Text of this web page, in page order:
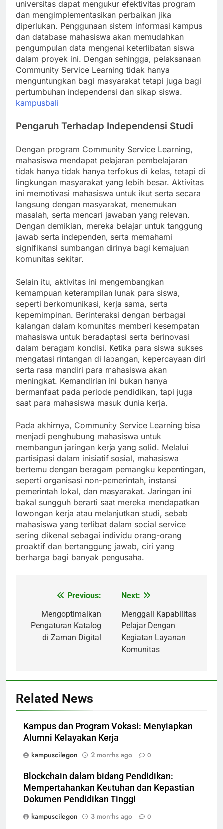
universitas dapat mengukur efektivitas program
dan mengimplementasikan perbaikan jika
diperlukan. Penggunaan sistem informasi kampus
dan database mahasiswa akan memudahkan
pengumpulan data mengenai keterlibatan siswa
dalam proyek ini. Dengan sehingga, pelaksanaan
Community Service Learning tidak hanya
menguntungkan bagi masyarakat tetapi juga bagi
pertumbuhan independensi dan sikap siswa.
kampusbali
Pengaruh Terhadap Independensi Studi
Dengan program Community Service Learning,
mahasiswa mendapat pelajaran pembelajaran
tidak hanya tidak hanya terfokus di kelas, tetapi di
lingkungan masyarakat yang lebih besar. Aktivitas
ini memotivasi mahasiswa untuk ikut serta secara
langsung dengan masyarakat, menemukan
masalah, serta mencari jawaban yang relevan.
Dengan demikian, mereka belajar untuk tanggung
jawab serta independen, serta memahami
signifikansi sumbangan dirinya bagi kemajuan
komunitas sekitar.
Selain itu, aktivitas ini mengembangkan
kemampuan keterampilan lunak para siswa,
seperti berkomunikasi, kerja sama, serta
kepemimpinan. Berinteraksi dengan berbagai
kalangan dalam komunitas memberi kesempatan
mahasiswa untuk beradaptasi serta berinovasi
dalam beragam kondisi. Ketika para siswa sukses
mengatasi rintangan di lapangan, kepercayaan diri
serta rasa mandiri para mahasiswa akan
meningkat. Kemandirian ini bukan hanya
bermanfaat pada periode pendidikan, tapi juga
saat para mahasiswa masuk dunia kerja.
Pada akhirnya, Community Service Learning bisa
menjadi penghubung mahasiswa untuk
membangun jaringan kerja yang solid. Melalui
partisipasi dalam inisiatif sosial, mahasiswa
bertemu dengan beragam pemangku kepentingan,
seperti organisasi non-pemerintah, instansi
pemerintah lokal, dan masyarakat. Jaringan ini
bakal sungguh berarti saat mereka mendapatkan
lowongan kerja atau melanjutkan studi, sebab
mahasiswa yang terlibat dalam social service
sering dikenal sebagai individu orang-orang
proaktif dan bertanggung jawab, ciri yang
berharga bagi banyak pengusaha.
navigation
Previous:
Mengoptimalkan
Pengaturan Katalog
di Zaman Digital
Next:
Menggali Kapabilitas
Pelajar Dengan
Kegiatan Layanan
Komunitas
Related News
Kampus dan Program Vokasi: Menyiapkan
Alumni Kelayakan Kerja
kampuscilegon
2 months ago 0
Blockchain dalam bidang Pendidikan:
Mempertahankan Keutuhan dan Kepastian
Dokumen Pendidikan Tinggi
kampuscilegon
3 months ago 0